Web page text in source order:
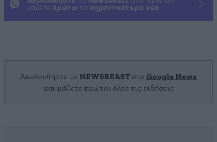
μάθετε πρώτοι τα σημαντικότερα νέα
Ακολουθήστε το NEWSBEAST στο Google News
και μάθετε πρώτοι όλες τις ειδήσεις